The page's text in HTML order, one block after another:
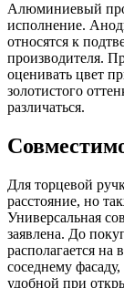
Алюминиевый
исполнение.
относятся к
производителя.
оценивать цвет
золотистого
различаться.
Для торцевой
расстояние, но
Универсальная
заявлена. До
располагается на
соседнему
удобной при